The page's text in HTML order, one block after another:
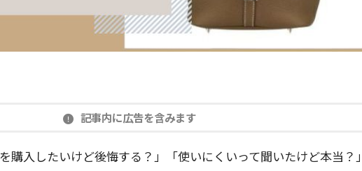
記事内に広告を含みます
購入したいけど後悔する？」「使いにくいって聞いたけど本当？」